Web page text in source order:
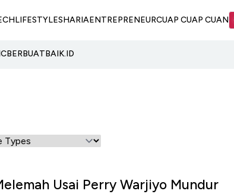
LIFESTYLESHARIAENTREPRENEURCUAP CUAP CUAN
BERBUATBAIK.ID
Usai Perry Warjiyo Mundur